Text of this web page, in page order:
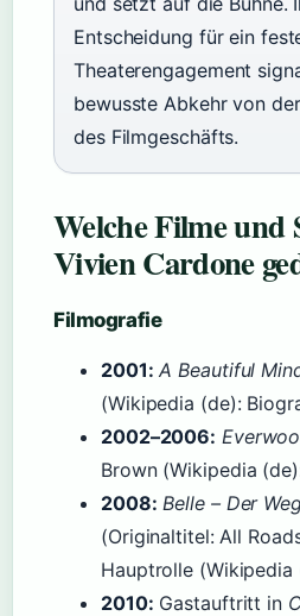
Entscheidung für ein
Theaterengagement
bewusste Abkehr von
des Filmgeschäfts.
Welche Filme und
Vivien Cardone
Filmografie
2001: A Beautiful
(Wikipedia (de):
2002–2006:
Brown (Wikipedia
2008: Belle – Der
(Originaltitel: All
Hauptrolle (Wikipedia
2010: Gastauftritt in